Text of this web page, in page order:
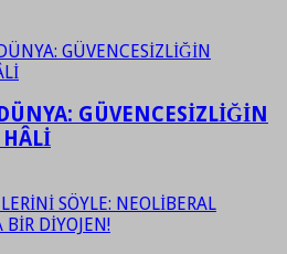
GÜVENCESİZLİĞİN
HÂLİ